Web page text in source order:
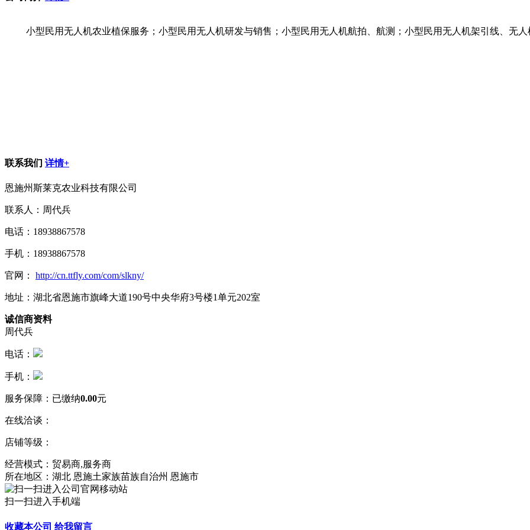
小型民用无人机农业植保服务；小型民用无人机研发与销售；小型民用无人机航拍、航测；小型民用无人机架引线、无人
联系我们 详情+
恩施州斯莱克农业科技有限公司
联系人：周代兵
电话：18938867578
手机：18938867578
官网： http://cn.ttfly.com/com/slkny/
地址：湖北省恩施市旗峰大道190号中央华府3号楼1单元202室
诚信商资料
周代兵
电话：
手机：
服务保障： 已缴纳0.00元
在线洽谈：
店铺等级：
经营模式：贸易商,服务商
所在地区：湖北 恩施土家族苗族自治州 恩施市
扫一扫进入手机端
收藏本公司 给我留言